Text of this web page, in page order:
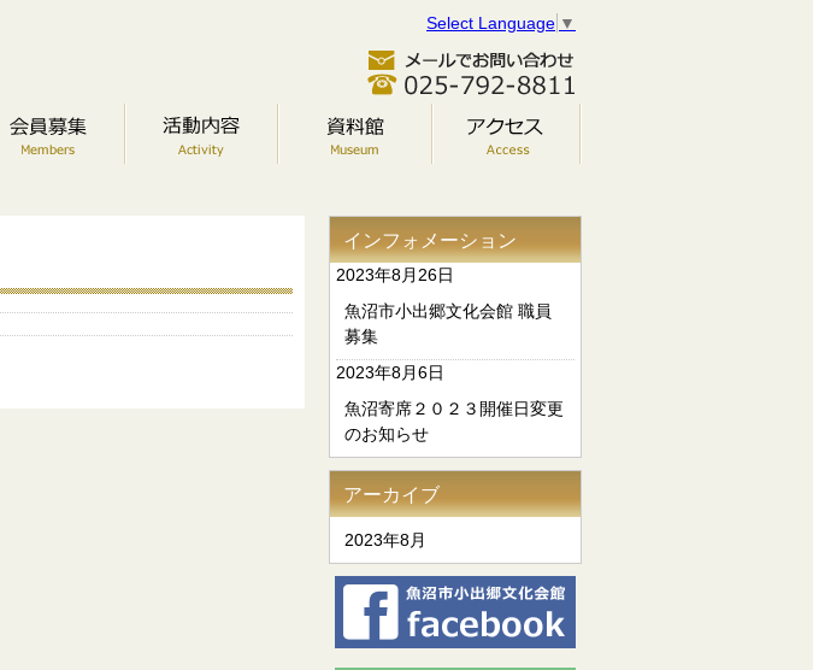
Select Language ▼
インフォメーション
2023年8月26日
魚沼市小出郷文化会館 職員
募集
2023年8月6日
魚沼寄席２０２３開催日変更
のお知らせ
アーカイブ
2023年8月